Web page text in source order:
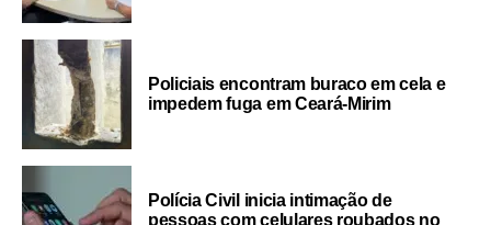
Policiais encontram buraco em cela e
impedem fuga em Ceará-Mirim
Polícia Civil inicia intimação de
pessoas com celulares roubados no